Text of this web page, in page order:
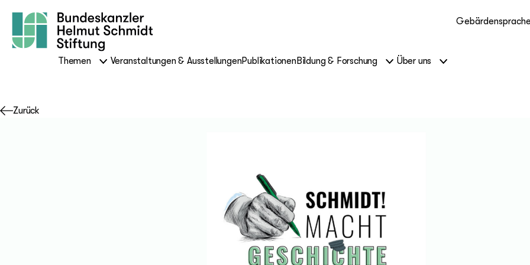
Gebärdensprache
Themen Veranstaltungen & AusstellungenPublikationenBildung & Forschung Über uns
Zurück